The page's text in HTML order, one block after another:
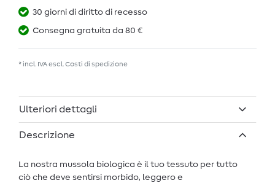
30 giorni di diritto di recesso
Consegna gratuita da 80 €
* incl. IVA escl. Costi di spedizione
Ulteriori dettagli
Descrizione
La nostra mussola biologica è il tuo tessuto per tutto
ciò che deve sentirsi morbido, leggero e